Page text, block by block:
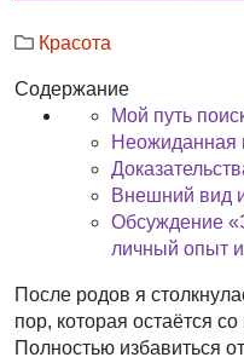
Красота
Содержание
Мой путь
Неожиданная
Внешний вид
Обсуждение
личный опыт
После родов я
пор, которая остаётся
Полностью избавиться